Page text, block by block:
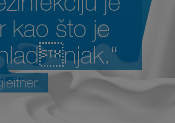
kao što je